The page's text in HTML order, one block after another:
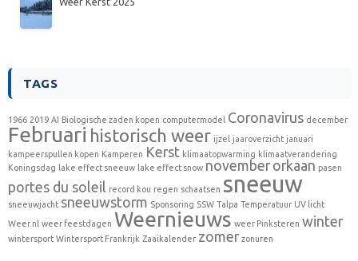
TAGS
1966 2019 AI Biologische zaden kopen computermodel Coronavirus december
Februari historisch weer ijzel jaaroverzicht januari
kampeerspullen kopen Kamperen Kerst klimaatopwarming klimaatverandering
Koningsdag lake effect sneeuw lake effect snow november orkaan pasen
portes du soleil record kou regen schaatsen sneeuw
sneeuwjacht sneeuwstorm Sponsoring SSW Talpa Temperatuur UV licht
Weer.nl weer feestdagen Weernieuws weer Pinksteren winter
wintersport Wintersport Frankrijk Zaaikalender zomer zonuren